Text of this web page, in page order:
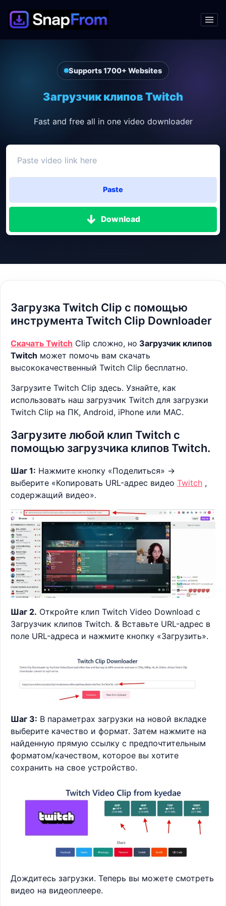
Supports 1700+ Websites
Загрузчик клипов Twitch
Fast and free all in one video downloader
Paste
Download
Загрузка Twitch Clip с помощью
инструмента Twitch Clip Downloader
Скачать Twitch Clip сложно, но Загрузчик клипов
Twitch может помочь вам скачать
высококачественный Twitch Clip бесплатно.
Загрузите Twitch Clip здесь. Узнайте, как
использовать наш загрузчик Twitch для загрузки
Twitch Clip на ПК, Android, iPhone или MAC.
Загрузите любой клип Twitch с
помощью загрузчика клипов Twitch.
Шаг 1: Нажмите кнопку «Поделиться» ->
выберите «Копировать URL-адрес видео Twitch ,
содержащий видео».
Шаг 2. Откройте клип Twitch Video Download с
Загрузчик клипов Twitch. & Вставьте URL-адрес в
поле URL-адреса и нажмите кнопку «Загрузить».
Шаг 3: В параметрах загрузки на новой вкладке
выберите качество и формат. Затем нажмите на
найденную прямую ссылку с предпочтительным
форматом/качеством, которое вы хотите
сохранить на свое устройство.
Дождитесь загрузки. Теперь вы можете смотреть
видео на видеоплеере.